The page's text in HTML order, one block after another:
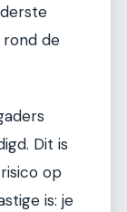
rond de
Dit is
op
is: je